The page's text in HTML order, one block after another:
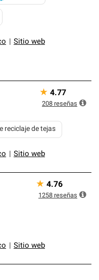
Sitio web
Sitio web
reciclaje de tejas
★ 4.77
208 reseñas
Sitio web
★ 4.76
1258 reseñas